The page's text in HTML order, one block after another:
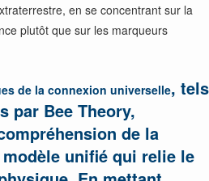
en se concentrant sur la
plutôt que sur les marqueurs
de la connexion universelle, tels
par Bee Theory,
de la
unifié qui relie le